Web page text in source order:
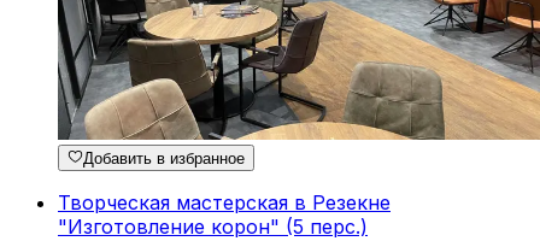
Добавить в избранное
Творческая мастерская в Резекне
"Изготовление корон" (5 перс.)